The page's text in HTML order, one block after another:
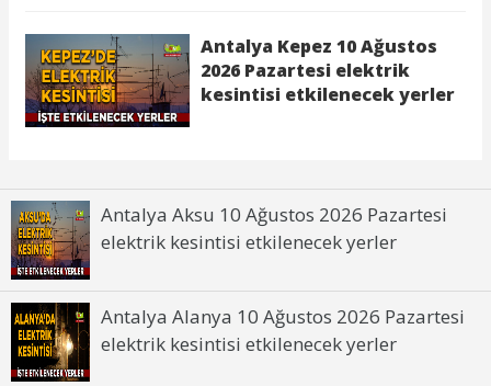
Antalya Aksu 10 Ağustos 2026 Pazartesi
elektrik kesintisi etkilenecek yerler
Antalya Alanya 10 Ağustos 2026 Pazartesi
elektrik kesintisi etkilenecek yerler